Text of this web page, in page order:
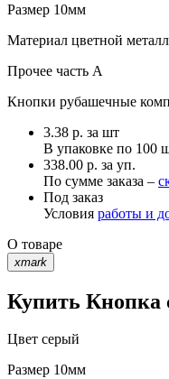
Размер 10мм
Материал цветной металл
Прочее часть A
Кнопки рубашечные
3.38 р. за шт
В упаковке по 100
338.00 р. за уп.
По сумме заказа –
Под заказ
Условия работы и
О товаре
xmark
Купить Кнопка
Цвет серый
Размер 10мм